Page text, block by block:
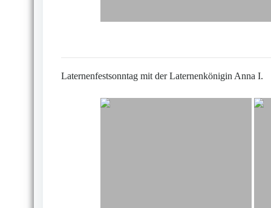
Laternenfestsonntag mit der Laternenkönigin Anna I.